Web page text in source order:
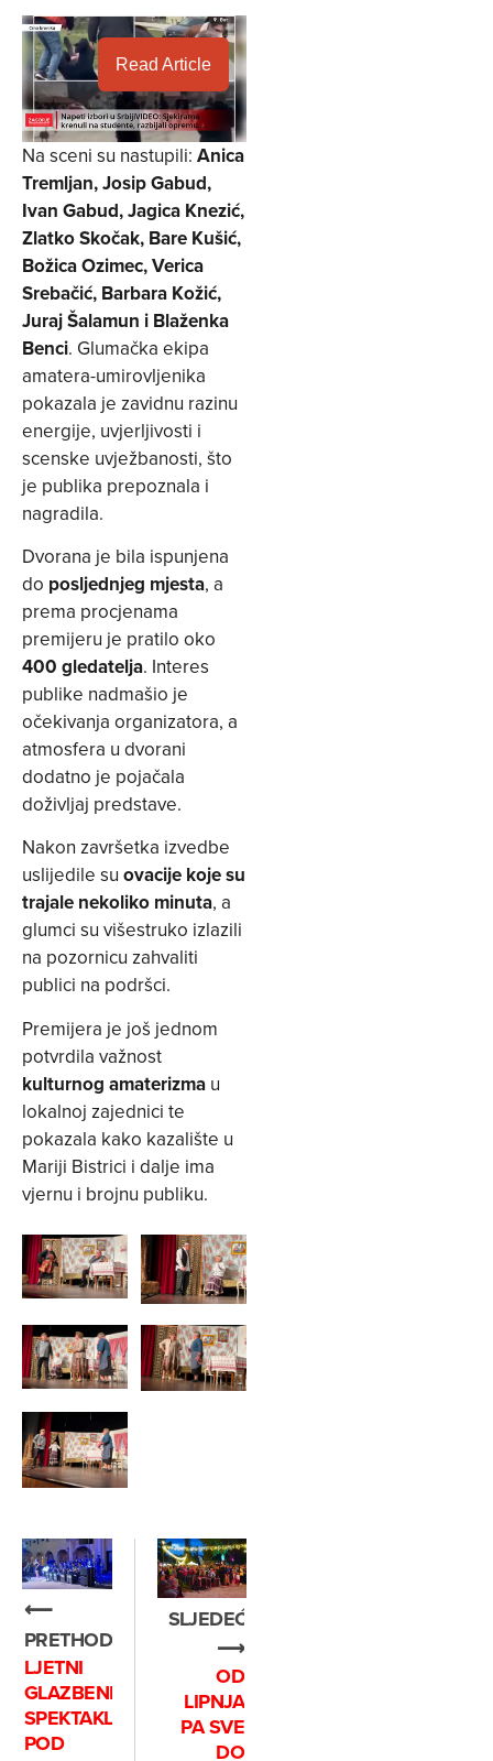
Read Article
Na sceni su nastupili: Anica
Tremljan, Josip Gabud,
Ivan Gabud, Jagica Knezić,
Zlatko Skočak, Bare Kušić,
Božica Ozimec, Verica
Srebačić, Barbara Kožić,
Juraj Šalamun i Blaženka
Benci. Glumačka ekipa
amatera-umirovljenika
pokazala je zavidnu razinu
energije, uvjerljivosti i
scenske uvježbanosti, što
je publika prepoznala i
nagradila.
Dvorana je bila ispunjena
do posljednjeg mjesta, a
prema procjenama
premijeru je pratilo oko
400 gledatelja. Interes
publike nadmašio je
očekivanja organizatora, a
atmosfera u dvorani
dodatno je pojačala
doživljaj predstave.
Nakon završetka izvedbe
uslijedile su ovacije koje su
trajale nekoliko minuta, a
glumci su višestruko izlazili
na pozornicu zahvaliti
publici na podršci.
Premijera je još jednom
potvrdila važnost
kulturnog amaterizma u
lokalnoj zajednici te
pokazala kako kazalište u
Mariji Bistrici i dalje ima
vjernu i brojnu publiku.
⟵
PRETHODNO
LJETNI
GLAZBENI
SPEKTAKL
POD
SLJEDEĆE
⟶
OD
LIPNJA
PA SVE
DO